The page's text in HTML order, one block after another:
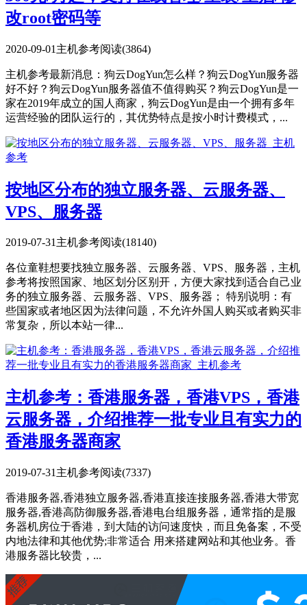
改root密码等
2020-09-01 主机参考阅读(3864)
主机参考最新消息：狗云DogYun怎么样？狗云DogYun服务器
好不好？狗云DogYun服务器值不值得购买？狗云DogYun是一
家在2019年成立的国人商家，狗云DogYun是由一个拥有多年
运营经验的团队运行的，其优势特点是按小时计费模式，...
按地区分布的独立服务器、云服务器、
VPS、服务器
2019-07-31主机参考阅读(18140)
各位童鞋想要找独立服务器、云服务器、VPS、服务器，主机
参考将按照国家、地区划分区别开，方便大家找到适合自己业
务的独立服务器、云服务器、VPS、服务器； 特别说明：有
些国家或者地区因为法律问题，不允许外国人购买或者购买非
常复杂，所以本站一律...
主机参考：香港服务器，香港VPS，香港
云服务器，介绍推荐一批专业且有实力的
香港服务器商家
2019-07-31 主机参考阅读(7337)
香港服务器,香港独立服务器,香港直接连接服务器,香港大带宽
服务器,香港高防御服务器,香港电台组服务器，通常指的是服
务器机房位于香港，到大陆的访问速度快，而且免备案，不受
内地法律和其他优势;非常适合 用来搭建网站和其他业务。香
港服务器比较贵，...